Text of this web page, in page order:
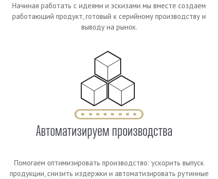
Начиная работать с идеями и эскизами мы вместе создаем
работающий продукт, готовый к серийному производству и
выводу на рынок.
Автоматизируем производства
Помогаем оптимизировать производство: ускорить выпуск
продукции, снизить издержки и автоматизировать рутинные